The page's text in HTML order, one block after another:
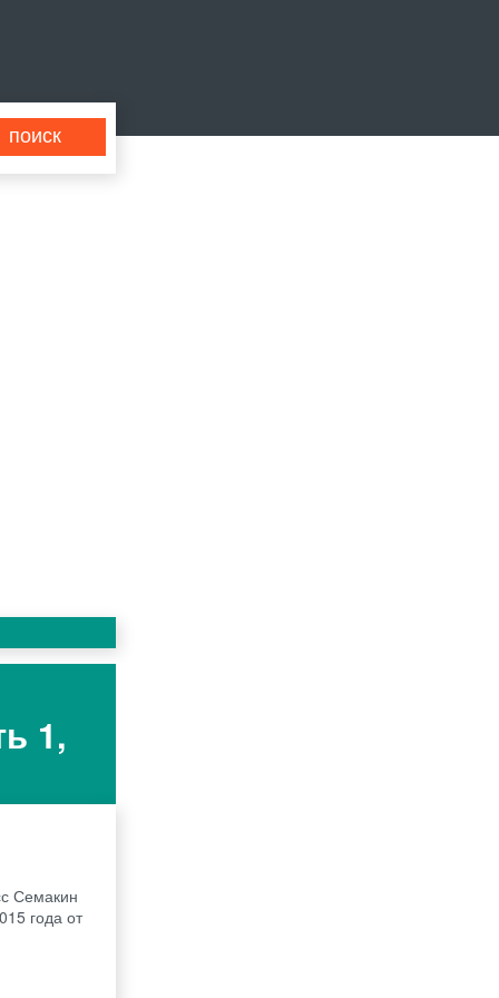
1,
Семакин
года от